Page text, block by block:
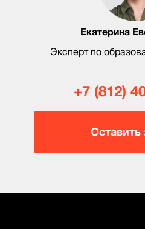
Екатерина
Эксперт по
+7 (812)
Оставить